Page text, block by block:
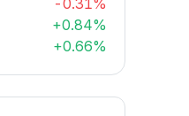
-0.31%
+0.84%
+0.66%